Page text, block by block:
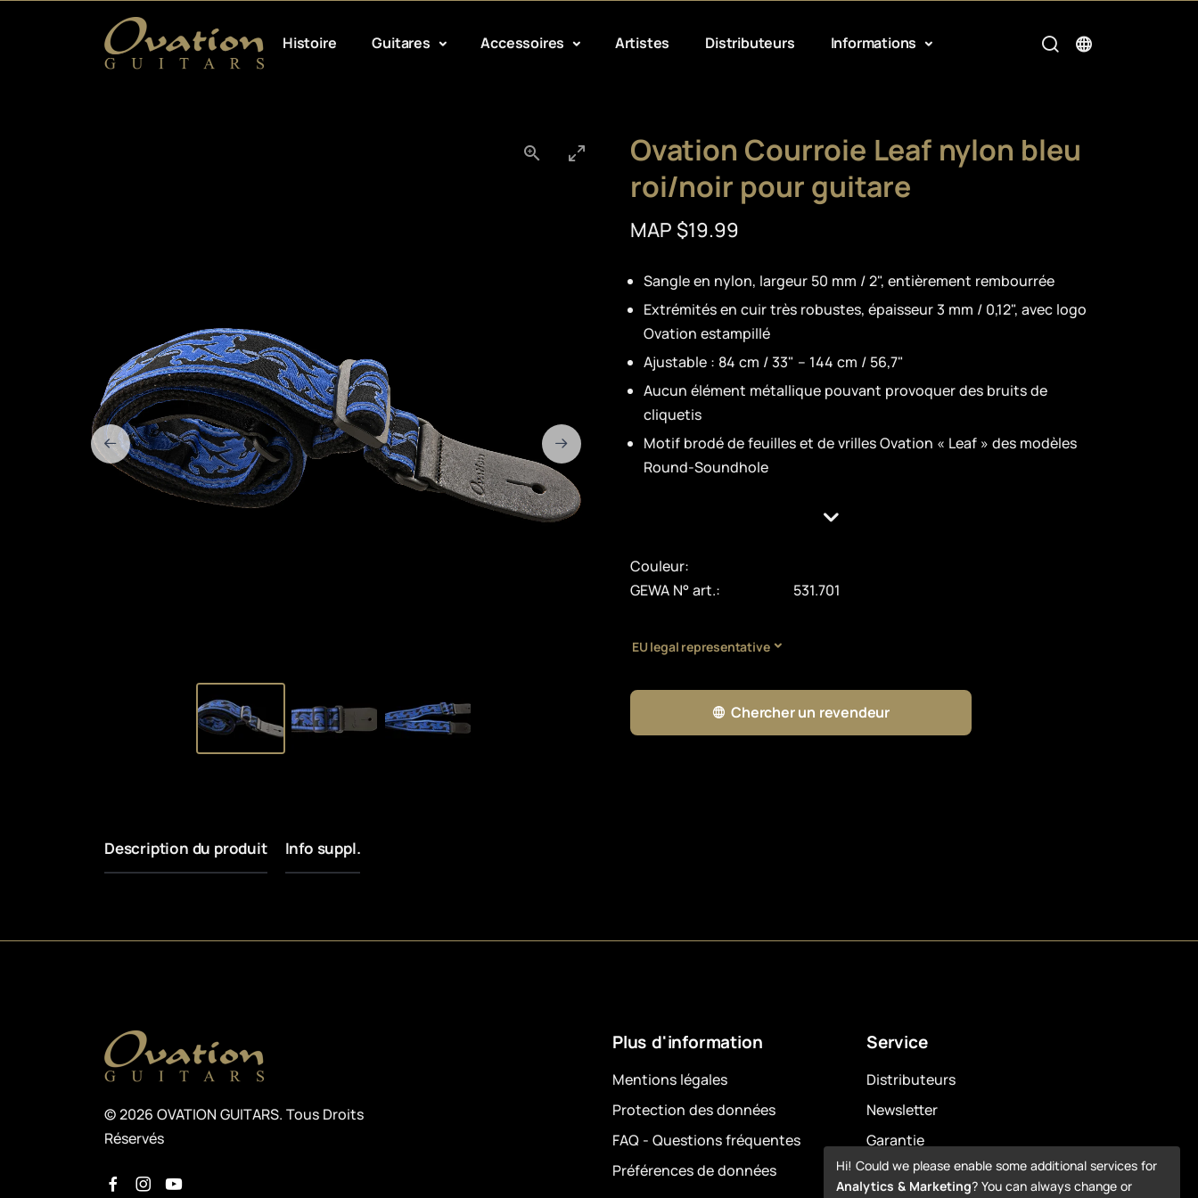
Histoire Guitares Accessoires Artistes Distributeurs Informations
Ovation Courroie Leaf nylon bleu
roi/noir pour guitare
MAP $19.99
Sangle en nylon, largeur 50 mm / 2", entièrement rembourrée
Extrémités en cuir très robustes, épaisseur 3 mm / 0,12", avec logo
Ovation estampillé
Ajustable : 84 cm / 33" – 144 cm / 56,7"
Aucun élément métallique pouvant provoquer des bruits de
cliquetis
Motif brodé de feuilles et de vrilles Ovation « Leaf » des modèles
Round-Soundhole
Couleur:
GEWA N° art.:
531.701
EU legal representative
Chercher un revendeur
Description du produit Info suppl.
© 2026 OVATION GUITARS. Tous Droits
Réservés
Plus d'information
Mentions légales
Protection des données
FAQ - Questions fréquentes
Préférences de données
Service
Distributeurs
Newsletter
Garantie
Downloads
Hi! Could we please enable some additional services for
Analytics & Marketing? You can always change or